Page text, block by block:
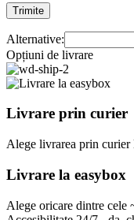
Alternative:
Opțiuni de livrare
Livrare prin curier
Alege livrarea prin curier
Livrare la easybox
Alege oricare dintre cele